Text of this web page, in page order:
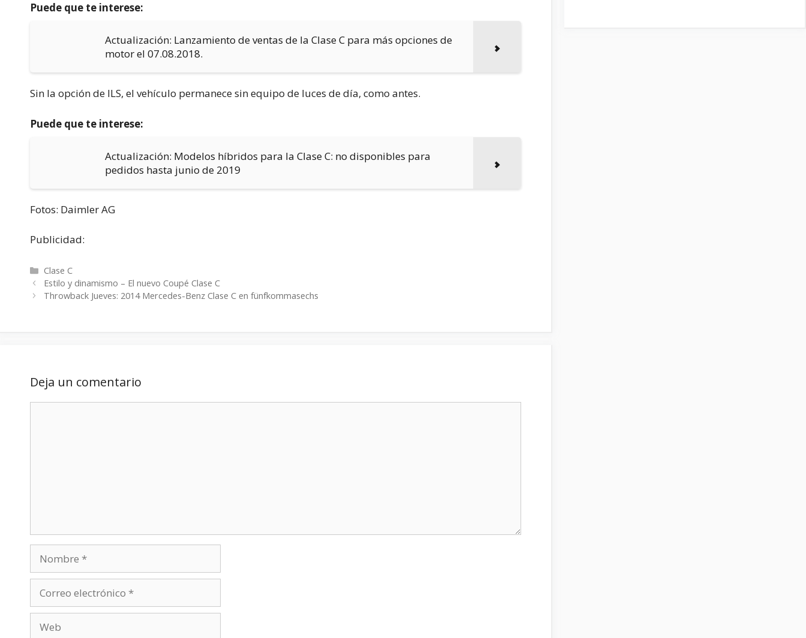
Puede que te interese:
Actualización: Lanzamiento de ventas de la Clase C para más opciones de
motor el 07.08.2018.
Sin la opción de ILS, el vehículo permanece sin equipo de luces de día, como antes.
Puede que te interese:
Actualización: Modelos híbridos para la Clase C: no disponibles para
pedidos hasta junio de 2019
Fotos: Daimler AG
Publicidad:
Categorías
Clase C
Estilo y dinamismo – El nuevo Coupé Clase C
Throwback Jueves: 2014 Mercedes-Benz Clase C en fünfkommasechs
Deja un comentario
electrónico